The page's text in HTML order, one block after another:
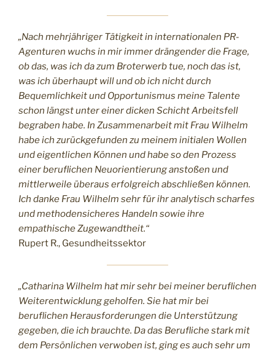
„Nach mehrjähriger Tätigkeit in internationalen PR-
Agenturen wuchs in mir immer drängender die Frage,
ob das, was ich da zum Broterwerb tue, noch das ist,
was ich überhaupt will und ob ich nicht durch
Bequemlichkeit und Opportunismus meine Talente
schon längst unter einer dicken Schicht Arbeitsfell
begraben habe. In Zusammenarbeit mit Frau Wilhelm
habe ich zurückgefunden zu meinem initialen Wollen
und eigentlichen Können und habe so den Prozess
einer beruflichen Neuorientierung anstoßen und
mittlerweile überaus erfolgreich abschließen können.
Ich danke Frau Wilhelm sehr für ihr analytisch scharfes
und methodensicheres Handeln sowie ihre
empathische Zugewandtheit.“
Rupert R., Gesundheitssektor
„Catharina Wilhelm hat mir sehr bei meiner beruflichen
Weiterentwicklung geholfen. Sie hat mir bei
beruflichen Herausforderungen die Unterstützung
gegeben, die ich brauchte. Da das Berufliche stark mit
dem Persönlichen verwoben ist, ging es auch sehr um